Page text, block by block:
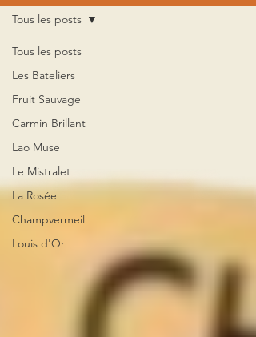
Tous les posts
Les Bateliers
Fruit Sauvage
Carmin Brillant
Lao Muse
Le Mistralet
La Rosée
Champvermeil
Louis d'Or
Tous les posts